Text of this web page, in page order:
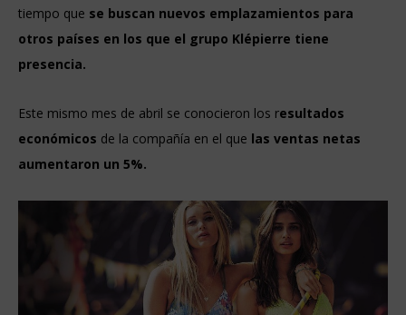
tiempo que se buscan nuevos emplazamientos para
otros países en los que el grupo Klépierre tiene
presencia.
Este mismo mes de abril se conocieron los resultados
económicos de la compañía en el que las ventas netas
aumentaron un 5%.